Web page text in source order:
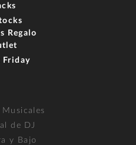
Regalo
Friday
Musicales
de DJ
y Bajo